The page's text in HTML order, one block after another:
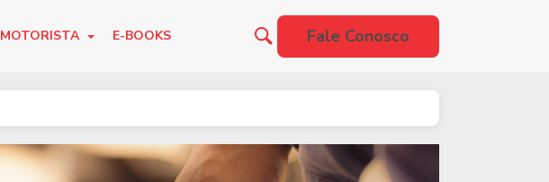
MOTORISTA E-BOOKS Fale Conosco